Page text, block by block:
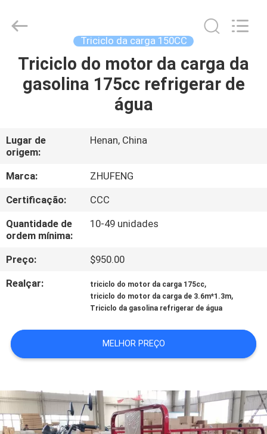
CASA
SOBRE
NÓS
EXCURSÃO
DA
FÁBRICA
CONTROLE
CONTACTE-
NOTÍCIA
Motorcycle
Triciclo da carga 150CC
Triciclo do motor da carga da
gasolina 175cc refrigerar de
água
Lugar de
origem:
Henan, China
Marca:
ZHUFENG
Certificação:
CCC
Quantidade de
ordem mínima:
10-49 unidades
Preço:
$950.00
Realçar:
triciclo do motor da carga 175cc,
triciclo do motor da carga de 3.6m*1.3m,
Triciclo da gasolina refrigerar de água
MELHOR PREÇO